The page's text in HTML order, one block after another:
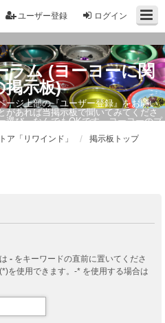
ログイン
ユーザー登録
ラム (ヨーヨーに関
掲示板)
ージ上部の『ユーザー登録』をお願い
があれば当掲示板で聞いてみてくださ
選び、なんでもOKです。ヨーヨーのプ
ア「リワインド」 掲示板トップ
- をキーワードの直前に置いてくださ
を使用できます。-* を使用する場合は